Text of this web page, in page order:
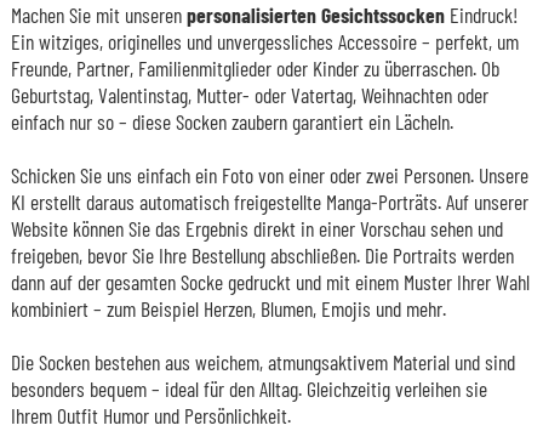
Machen Sie mit unserenpersonalisierten GesichtssockenEindruck!
Ein witziges, originelles und unvergessliches Accessoire – perfekt, um
Freunde, Partner, Familienmitglieder oder Kinder zu überraschen. Ob
Geburtstag, Valentinstag, Mutter- oder Vatertag, Weihnachten oder
einfach nur so – diese Socken zaubern garantiert ein Lächeln.
Schicken Sie uns einfach ein Foto von einer oder zwei Personen. Unsere
KI erstellt daraus automatisch freigestellte Manga-Porträts. Auf unserer
Website können Sie das Ergebnis direkt in einer Vorschau sehen und
freigeben, bevor Sie Ihre Bestellung abschließen. Die Portraits werden
dann auf der gesamten Socke gedruckt und mit einem Muster Ihrer Wahl
kombiniert – zum Beispiel Herzen, Blumen, Emojis und mehr.
Die Socken bestehen aus weichem, atmungsaktivem Material und sind
besonders bequem – ideal für den Alltag. Gleichzeitig verleihen sie
Ihrem Outfit Humor und Persönlichkeit.